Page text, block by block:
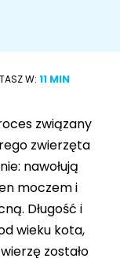
W: 11 MIN
związany
zwierzęta
nawołują
moczem i
Długość i
wieku kota,
zostało